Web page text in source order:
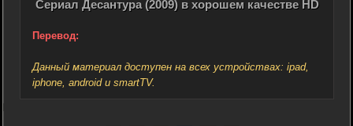
Сериал Десантура (2009) в хорошем качестве HD
Перевод:
Данный материал доступен на всех устройствах: ipad,
iphone, android и smartTV.